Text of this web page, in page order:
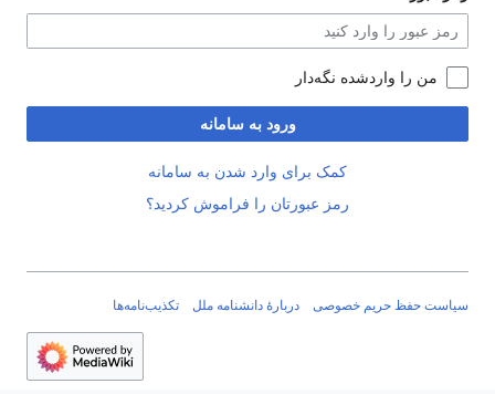
من را واردشده نگه‌دار
ورود به سامانه
کمک برای وارد شدن به سامانه
رمز عبورتان را فراموش کردید؟
سیاست حفظ حریم خصوصی دربارهٔ دانشنامه ملل تکذیب‌نامه‌ها